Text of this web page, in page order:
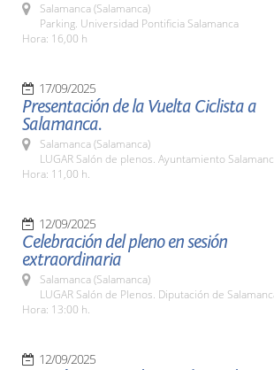
Salamanca (Salamanca)
Parking. Universidad Pontificia Salamanca
Hora: 16,00 h
17/09/2025
Presentación de la Vuelta Ciclista a
Salamanca.
Salamanca (Salamanca)
LUGAR Salón de plenos. Ayuntamiento
Hora: 11,00 h.
12/09/2025
Celebración del pleno en sesión
extraordinaria
Salamanca (Salamanca)
LUGAR Salón de Plenos. Diputación de
Hora: 13:00 h.
12/09/2025